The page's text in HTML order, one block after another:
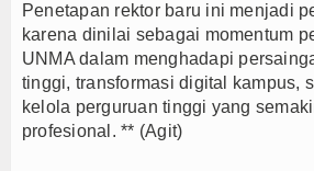
Penetapan rektor baru ini menjadi
karena dinilai sebagai momentum
UNMA dalam menghadapi
tinggi, transformasi digital kampus,
kelola perguruan tinggi yang
profesional. ** (Agit)